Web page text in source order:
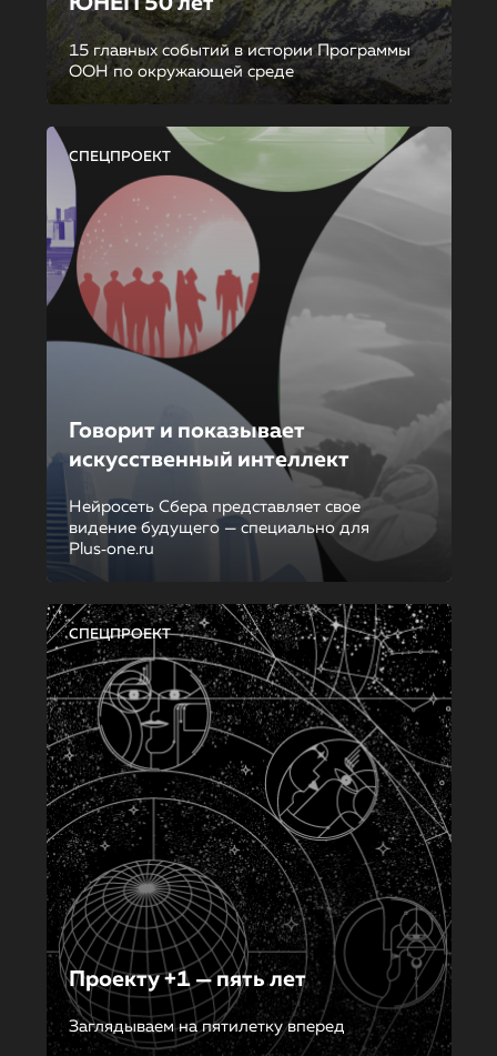
15 главных событий в истории Программы
ООН по окружающей среде
СПЕЦПРОЕКТ
Говорит и показывает
искусственный интеллект
Нейросеть Сбера представляет свое
видение будущего — специально для
Plus‑one.ru
СПЕЦПРОЕКТ
Проекту +1 — пять лет
Заглядываем на пятилетку вперед